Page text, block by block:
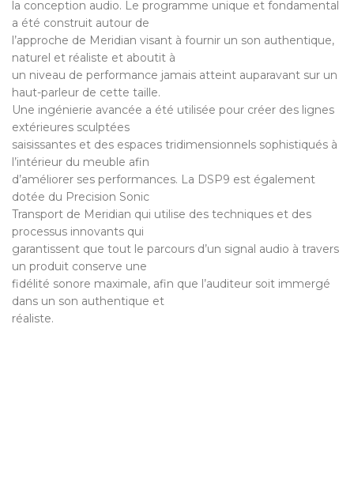
la conception audio. Le programme unique et fondamental
a été construit autour de
l’approche de Meridian visant à fournir un son authentique,
naturel et réaliste et aboutit à
un niveau de performance jamais atteint auparavant sur un
haut-parleur de cette taille.
Une ingénierie avancée a été utilisée pour créer des lignes
extérieures sculptées
saisissantes et des espaces tridimensionnels sophistiqués à
l’intérieur du meuble afin
d’améliorer ses performances. La DSP9 est également
dotée du Precision Sonic
Transport de Meridian qui utilise des techniques et des
processus innovants qui
garantissent que tout le parcours d’un signal audio à travers
un produit conserve une
fidélité sonore maximale, afin que l’auditeur soit immergé
dans un son authentique et
réaliste.